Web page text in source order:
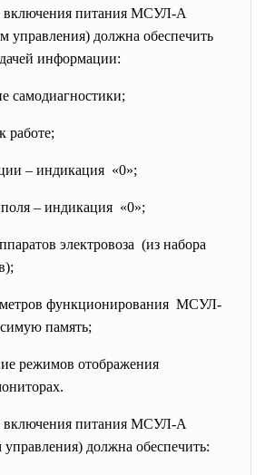
включения питания МСУЛ-А
управления) должна обеспечить
информации:
самодиагностики;
работе;
– индикация «0»;
– индикация «0»;
электровоза (из набора
функционирования МСУЛ-
память;
режимов отображения
включения питания МСУЛ-А
должна обеспечить: